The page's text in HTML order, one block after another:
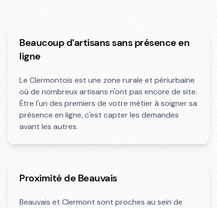
Beaucoup d'artisans sans présence en
ligne
Le Clermontois est une zone rurale et périurbaine
où de nombreux artisans n'ont pas encore de site.
Être l'un des premiers de votre métier à soigner sa
présence en ligne, c'est capter les demandes
avant les autres.
Proximité de Beauvais
Beauvais et Clermont sont proches au sein de